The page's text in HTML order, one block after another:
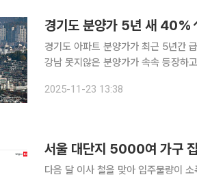
경기도 아파트 분양가가 최근 5년간
강남 못지않은 분양가가 속속 등장하
기도의 3.3㎡당 평균 분양가는
2025-11-23 13:38
서울 대단지 5000여 가구
다음 달 이사 철을 맞아 입주물량이